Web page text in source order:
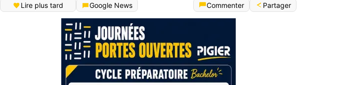
Lire plus tard
Google News Commenter Partager